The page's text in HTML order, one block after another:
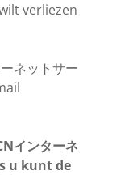
verliezen
ネットサー
インターネ
u kunt de